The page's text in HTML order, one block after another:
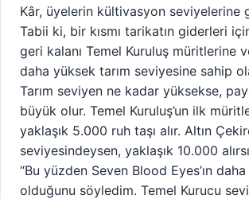
Kâr, üyelerin kültivasyon seviyelerine
Tabii ki, bir kısmı tarikatın giderleri
geri kalanı Temel Kuruluş müritlerine
daha yüksek tarım seviyesine sahip
Tarım seviyen ne kadar yüksekse,
büyük olur. Temel Kuruluş’un ilk
yaklaşık 5.000 ruh taşı alır. Altın
seviyesindeysen, yaklaşık 10.000
“Bu yüzden Seven Blood Eyes’ın
olduğunu söyledim. Temel Kurucu